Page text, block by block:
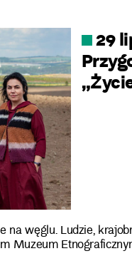
29
węglu. Ludzie,
Muzeum